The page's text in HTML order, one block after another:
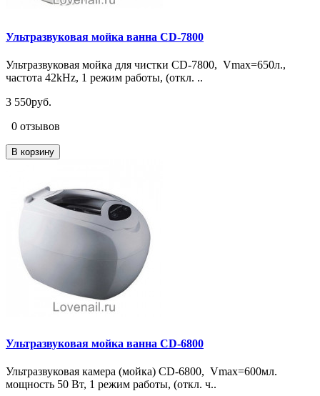
Ультразвуковая мойка ванна CD-7800
Ультразвуковая мойка для чистки CD-7800, Vmax=650л.,
частота 42kHz, 1 режим работы, (откл. ..
3 550руб.
0 отзывов
В корзину
Ультразвуковая мойка ванна CD-6800
Ультразвуковая камера (мойка) CD-6800, Vmax=600мл.
мощность 50 Вт, 1 режим работы, (откл. ч..